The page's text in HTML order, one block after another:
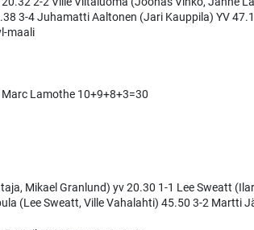
3-4 Juhamatti Aaltonen (Jari Kauppila) YV
maali
Lamothe 10+9+8+3=30
Mikael Granlund) yv 20.30 1-1 Lee Sweatt
(Lee Sweatt, Ville Vahalahti) 45.50 3-2 Martti